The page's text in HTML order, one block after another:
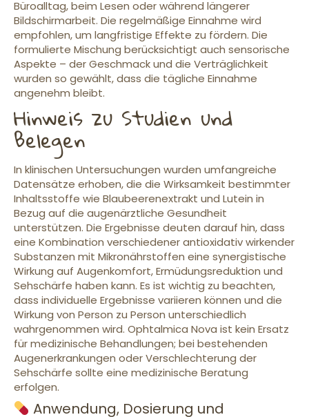
Büroalltag, beim Lesen oder während längerer
Bildschirmarbeit. Die regelmäßige Einnahme wird
empfohlen, um langfristige Effekte zu fördern. Die
formulierte Mischung berücksichtigt auch sensorische
Aspekte – der Geschmack und die Verträglichkeit
wurden so gewählt, dass die tägliche Einnahme
angenehm bleibt.
Hinweis zu Studien und
Belegen
In klinischen Untersuchungen wurden umfangreiche
Datensätze erhoben, die die Wirksamkeit bestimmter
Inhaltsstoffe wie Blaubeerenextrakt und Lutein in
Bezug auf die augenärztliche Gesundheit
unterstützen. Die Ergebnisse deuten darauf hin, dass
eine Kombination verschiedener antioxidativ wirkender
Substanzen mit Mikronährstoffen eine synergistische
Wirkung auf Augenkomfort, Ermüdungsreduktion und
Sehschärfe haben kann. Es ist wichtig zu beachten,
dass individuelle Ergebnisse variieren können und die
Wirkung von Person zu Person unterschiedlich
wahrgenommen wird. Ophtalmica Nova ist kein Ersatz
für medizinische Behandlungen; bei bestehenden
Augenerkrankungen oder Verschlechterung der
Sehschärfe sollte eine medizinische Beratung
erfolgen.
Anwendung, Dosierung und